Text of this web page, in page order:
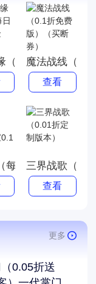
648代金）
（0.1折每日2000
魔法战线（0.1
查看
服）
每天领6480元宝
三界战歌（
查看
更多
0.05折送